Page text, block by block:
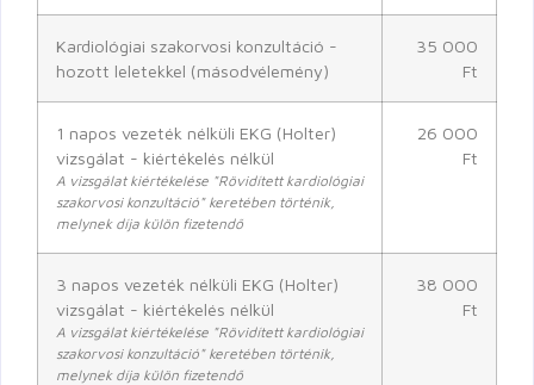
Kardiológiai szakorvosi konzultáció -
hozott leletekkel (másodvélemény)
35 000
Ft
1 napos vezeték nélküli EKG (Holter)
vizsgálat - kiértékelés nélkül
A vizsgálat kiértékelése "Rövidített kardiológiai
szakorvosi konzultáció" keretében történik,
melynek díja külön fizetendő
26 000
Ft
3 napos vezeték nélküli EKG (Holter)
vizsgálat - kiértékelés nélkül
A vizsgálat kiértékelése "Rövidített kardiológiai
szakorvosi konzultáció" keretében történik,
melynek díja külön fizetendő
38 000
Ft